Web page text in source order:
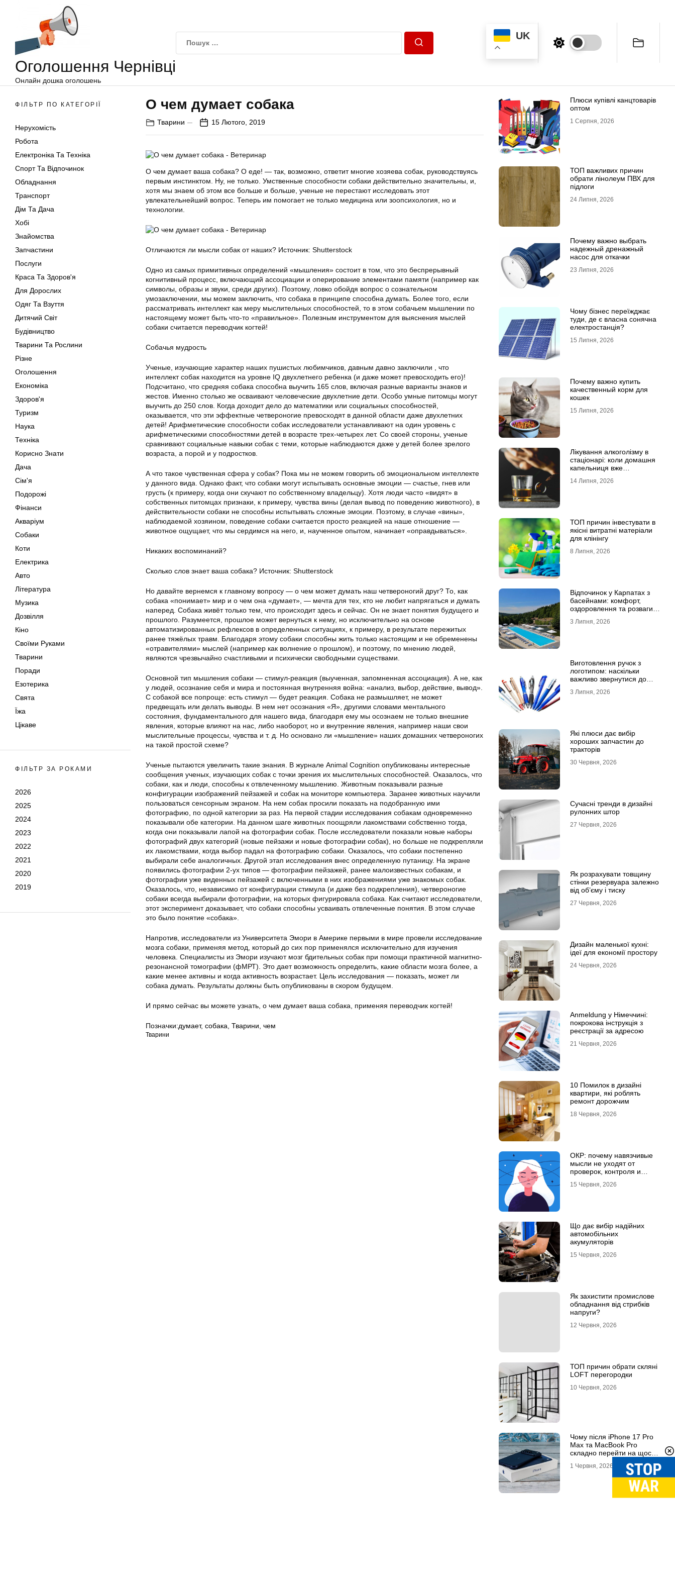
Оголошення Чернівці
Онлайн дошка оголошень
UK
ФІЛЬТР ПО КАТЕГОРІЇ
Нерухомість
Робота
Електроніка Та Техніка
Спорт Та Відпочинок
Обладнання
Транспорт
Дім Та Дача
Хобі
Знайомства
Запчастини
Послуги
Краса Та Здоров'я
Для Дорослих
Одяг Та Взуття
Дитячий Світ
Будівництво
Тварини Та Рослини
Різне
Оголошення
Економіка
Здоров'я
Туризм
Наука
Техніка
Корисно Знати
Дача
Сім'я
Подорожі
Фінанси
Акваріум
Собаки
Коти
Електрика
Авто
Література
Музика
Дозвілля
Кіно
Своїми Руками
Тварини
Поради
Езотерика
Свята
Їжа
Цікаве
ФІЛЬТР ЗА РОКАМИ
2026
2025
2024
2023
2022
2021
2020
2019
О чем думает собака
Тварини 15 Лютого, 2019
О чем думает ваша собака? О еде! — так, возможно, ответит многие хозяева собак, руководствуясь
первым инстинктом. Ну, не только. Умственные способности собаки действительно значительны, и,
хотя мы знаем об этом все больше и больше, ученые не перестают исследовать этот
увлекательнейший вопрос. Теперь им помогает не только медицина или зоопсихология, но и
технологии.
Отличаются ли мысли собак от наших? Источник: Shutterstock
Одно из самых примитивных определений «мышления» состоит в том, что это беспрерывный
когнитивный процесс, включающий ассоциации и оперирование элементами памяти (например как
символы, образы и звуки, среди других). Поэтому, ловко обойдя вопрос о сознательном
умозаключении, мы можем заключить, что собака в принципе способна думать. Более того, если
рассматривать интеллект как меру мыслительных способностей, то в этом собачьем мышлении по
настоящему может быть что-то «правильное». Полезным инструментом для выяснения мыслей
собаки считается переводчик когтей!
Собачья мудрость
Ученые, изучающие характер наших пушистых любимчиков, давным давно заключили , что
интеллект собак находится на уровне IQ двухлетнего ребенка (и даже может превосходить его)!
Подсчитано, что средняя собака способна выучить 165 слов, включая разные варианты знаков и
жестов. Именно столько же осваивают человеческие двухлетние дети. Особо умные питомцы могут
выучить до 250 слов. Когда доходит дело до математики или социальных способностей,
оказывается, что эти эффектные четвероногие превосходят в данной области даже двухлетних
детей! Арифметические способности собак исследователи устанавливают на один уровень с
арифметическими способностями детей в возрасте трех-четырех лет. Со своей стороны, ученые
сравнивают социальные навыки собак с теми, которые наблюдаются даже у детей более зрелого
возраста, а порой и у подростков.
А что такое чувственная сфера у собак? Пока мы не можем говорить об эмоциональном интеллекте
у данного вида. Однако факт, что собаки могут испытывать основные эмоции — счастье, гнев или
грусть (к примеру, когда они скучают по собственному владельцу). Хотя люди часто «видят» в
собственных питомцах признаки, к примеру, чувства вины (делая вывод по поведению животного), в
действительности собаки не способны испытывать сложные эмоции. Поэтому, в случае «вины»,
наблюдаемой хозяином, поведение собаки считается просто реакцией на наше отношение —
животное ощущает, что мы сердимся на него, и, наученное опытом, начинает «оправдываться».
Никаких воспоминаний?
Сколько слов знает ваша собака? Источник: Shutterstock
Но давайте вернемся к главному вопросу — о чем может думать наш четвероногий друг? То, как
собака «понимает» мир и о чем она «думает», — мечта для тех, кто не любит напрягаться и думать
наперед. Собака живёт только тем, что происходит здесь и сейчас. Он не знает понятия будущего и
прошлого. Разумеется, прошлое может вернуться к нему, но исключительно на основе
автоматизированных рефлексов в определенных ситуациях, к примеру, в результате пережитых
ранее тяжёлых травм. Благодаря этому собаки способны жить только настоящим и не обременены
«отравителями» мыслей (например как волнение о прошлом), и поэтому, по мнению людей,
являются чрезвычайно счастливыми и психически свободными существами.
Основной тип мышления собаки — стимул-реакция (выученная, запомненная ассоциация). А не, как
у людей, осознание себя и мира и постоянная внутренняя война: «анализ, выбор, действие, вывод».
С собакой все попроще: есть стимул — будет реакция. Собака не размышляет, не может
предвещать или делать выводы. В нем нет осознания «Я», другими словами ментального
состояния, фундаментального для нашего вида, благодаря ему мы осознаем не только внешние
явления, которые влияют на нас, либо наоборот, но и внутренние явления, например наши свои
мыслительные процессы, чувства и т. д. Но основано ли «мышление» наших домашних четвероногих
на такой простой схеме?
Ученые пытаются увеличить такие знания. В журнале Animal Cognition опубликованы интересные
сообщения ученых, изучающих собак с точки зрения их мыслительных способностей. Оказалось, что
собаки, как и люди, способны к отвлеченному мышлению. Животным показывали разные
конфигурации изображений пейзажей и собак на мониторе компьютера. Заранее животных научили
пользоваться сенсорным экраном. На нем собак просили показать на подобранную ими
фотографию, по одной категории за раз. На первой стадии исследования собакам одновременно
показывали обе категории. На данном шаге животных поощряли лакомствами собственно тогда,
когда они показывали лапой на фотографии собак. После исследователи показали новые наборы
фотографий двух категорий (новые пейзажи и новые фотографии собак), но больше не подкрепляли
их лакомствами, когда выбор падал на фотографию собаки. Оказалось, что собаки постепенно
выбирали себе аналогичных. Другой этап исследования внес определенную путаницу. На экране
появились фотографии 2-ух типов — фотографии пейзажей, ранее малоизвестных собакам, и
фотографии уже виденных пейзажей с включенными в них изображениями уже знакомых собак.
Оказалось, что, независимо от конфигурации стимула (и даже без подкрепления), четвероногие
собаки всегда выбирали фотографии, на которых фигурировала собака. Как считают исследователи,
этот эксперимент доказывает, что собаки способны усваивать отвлеченные понятия. В этом случае
это было понятие «собака».
Напротив, исследователи из Университета Эмори в Америке первыми в мире провели исследование
мозга собаки, применяя метод, который до сих пор применялся исключительно для изучения
человека. Специалисты из Эмори изучают мозг бдительных собак при помощи практичной магнитно-
резонансной томографии (фМРТ). Это дает возможность определить, какие области мозга более, а
какие менее активны и когда активность возрастает. Цель исследования — показать, может ли
собака думать. Результаты должны быть опубликованы в скором будущем.
И прямо сейчас вы можете узнать, о чем думает ваша собака, применяя переводчик когтей!
Позначки:думает, собака Тварини чем
Тварини
Плюси купівлі канцтоварів
оптом
1 Серпня, 2026
ТОП важливих причин
обрати лінолеум ПВХ для
підлоги
24 Липня, 2026
Почему важно выбрать
надежный дренажный
насос для откачки
23 Липня, 2026
Чому бізнес переїжджає
туди, де є власна сонячна
електростанція?
15 Липня, 2026
Почему важно купить
качественный корм для
кошек
15 Липня, 2026
Лікування алкоголізму в
стаціонарі: коли домашня
капельниця вже
14 Липня, 2026
ТОП причин інвестувати в
якісні витратні матеріали
для клінінгу
8 Липня, 2026
Відпочинок у Карпатах з
басейнами: комфорт,
оздоровлення та розваги
3 Липня, 2026
Виготовлення ручок з
логотипом: наскільки
важливо звернутися до
3 Липня, 2026
Які плюси дає вибір
хороших запчастин до
тракторів
30 Червня, 2026
Сучасні тренди в дизайні
рулонних штор
27 Червня, 2026
Як розрахувати товщину
стінки резервуара залежно
від об’єму і тиску
27 Червня, 2026
Дизайн маленької кухні:
ідеї для економії простору
24 Червня, 2026
Anmeldung у Німеччині:
покрокова інструкція з
реєстрації за адресою
21 Червня, 2026
10 Помилок в дизайні
квартири, які роблять
ремонт дорожчим
18 Червня, 2026
ОКР: почему навязчивые
мысли не уходят от
проверок, контроля и
15 Червня, 2026
Що дає вибір надійних
автомобільних
акумуляторів
15 Червня, 2026
Як захистити промислове
обладнання від стрибків
напруги?
12 Червня, 2026
ТОП причин обрати скляні
LOFT перегородки
10 Червня, 2026
Чому після iPhone 17 Pro
Max та MacBook Pro
складно перейти на щось
1 Червня, 2026